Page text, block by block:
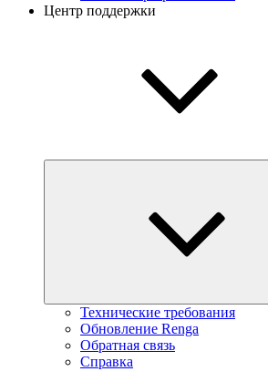
Центр поддержки
Технические требования
Обновление Renga
Обратная связь
Справка